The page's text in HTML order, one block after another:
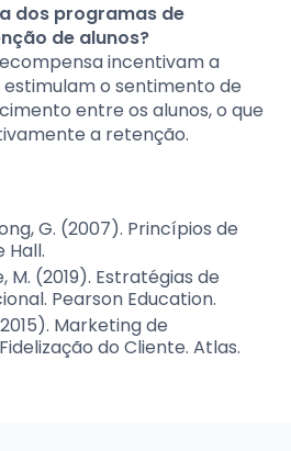
dos programas de
de alunos?
incentivam a
o sentimento de
entre os alunos, o que
a retenção.
G. (2007). Princípios de
Hall.
M. (2019). Estratégias de
Pearson Education.
Marketing de
do Cliente. Atlas.